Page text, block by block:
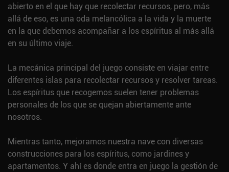
abierto en el que hay que recolectar recursos, pero, más
allá de eso, es una oda melancólica a la vida y la muerte
en la que debemos acompañar a los espíritus al más allá
en su último viaje.
La mecánica principal del juego consiste en viajar entre
diferentes islas para recolectar recursos y resolver tareas.
Los espíritus que recogemos suelen tener problemas
personales de los que se quejan abiertamente ante
nosotros.
Mientras tanto, mejoramos nuestra nave con diversas
construcciones para los espíritus, como jardines y
apartamentos. Y ahí es donde entra en juego la gestión de